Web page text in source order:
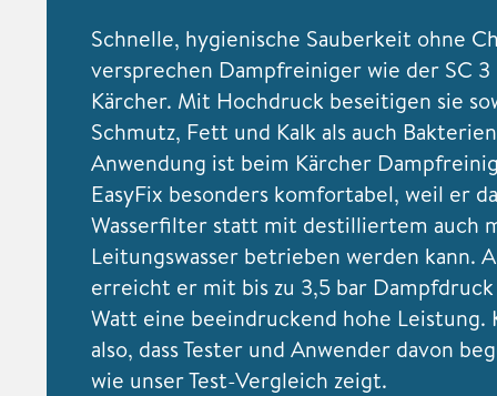
Schnelle, hygienische Sauberkeit ohne
versprechen Dampfreiniger wie der SC 3
Kärcher. Mit Hochdruck beseitigen sie
Schmutz, Fett und Kalk als auch
Anwendung ist beim Kärcher
EasyFix besonders komfortabel, weil er
Wasserfilter statt mit destilliertem auch
Leitungswasser betrieben werden kann.
erreicht er mit bis zu 3,5 bar Dampfdruck
Watt eine beeindruckend hohe Leistung.
also, dass Tester und Anwender davon
wie unser Test-Vergleich zeigt.